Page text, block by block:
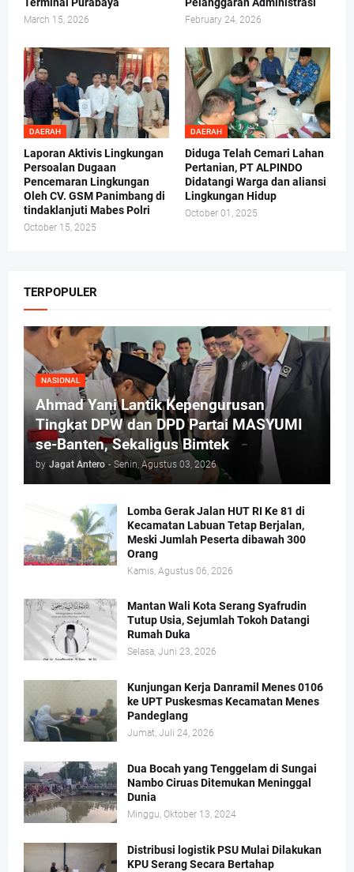
Terminal Purabaya
March 15, 2026
Pelanggaran Administrasi
February 24, 2026
DAERAH
Laporan Aktivis Lingkungan
Persoalan Dugaan
Pencemaran Lingkungan
Oleh CV. GSM Panimbang di
tindaklanjuti Mabes Polri
October 15, 2025
DAERAH
Diduga Telah Cemari Lahan
Pertanian, PT ALPINDO
Didatangi Warga dan aliansi
Lingkungan Hidup
October 01, 2025
TERPOPULER
NASIONAL
Ahmad Yani Lantik Kepengurusan
Tingkat DPW dan DPD Partai MASYUMI
se-Banten, Sekaligus Bimtek
by Jagat Antero - Senin, Agustus 03, 2026
Lomba Gerak Jalan HUT RI Ke 81 di
Kecamatan Labuan Tetap Berjalan,
Meski Jumlah Peserta dibawah 300
Orang
Kamis, Agustus 06, 2026
Mantan Wali Kota Serang Syafrudin
Tutup Usia, Sejumlah Tokoh Datangi
Rumah Duka
Selasa, Juni 23, 2026
Kunjungan Kerja Danramil Menes 0106
ke UPT Puskesmas Kecamatan Menes
Pandeglang
Jumat, Juli 24, 2026
Dua Bocah yang Tenggelam di Sungai
Nambo Ciruas Ditemukan Meninggal
Dunia
Minggu, Oktober 13, 2024
Distribusi logistik PSU Mulai Dilakukan
KPU Serang Secara Bertahap